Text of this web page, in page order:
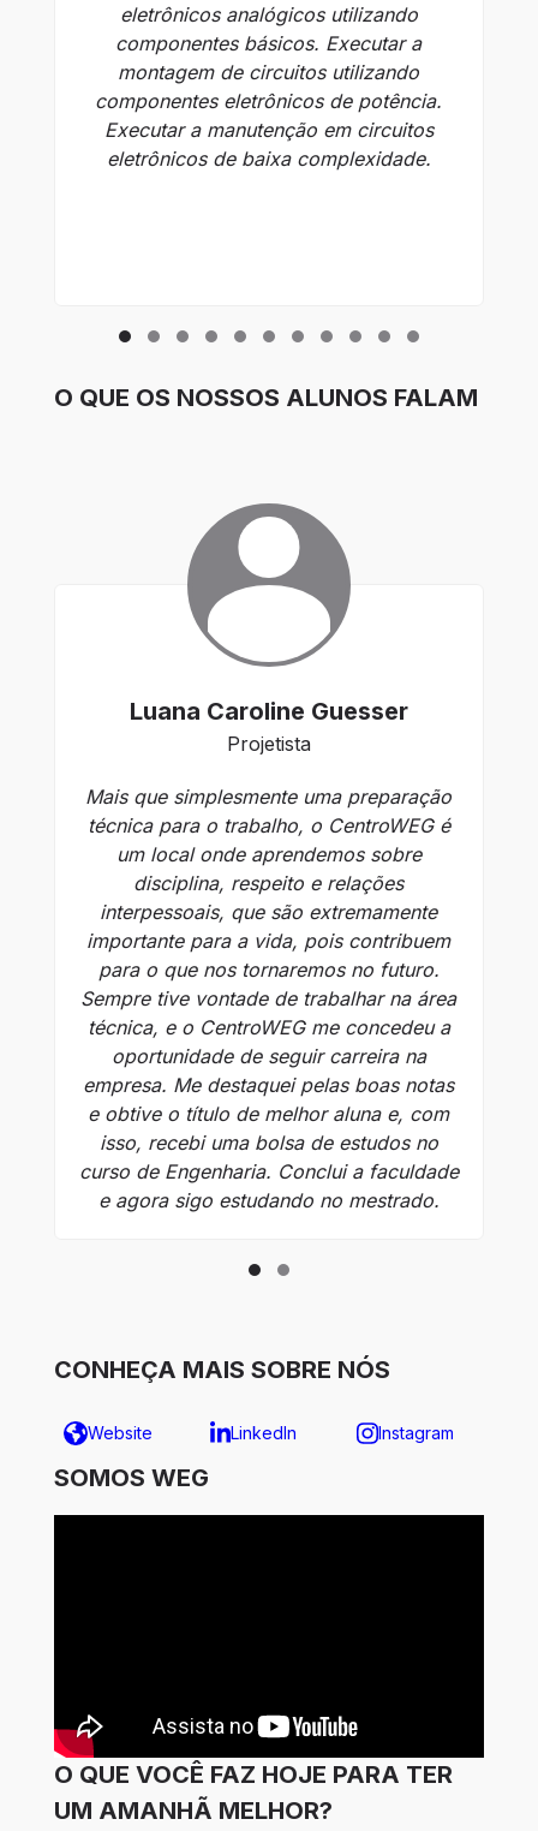
eletrônicos analógicos utilizando
componentes básicos. Executar a
montagem de circuitos utilizando
componentes eletrônicos de potência.
Executar a manutenção em circuitos
eletrônicos de baixa complexidade.
O QUE OS NOSSOS ALUNOS FALAM
Luana Caroline Guesser
Projetista
Mais que simplesmente uma preparação
técnica para o trabalho, o CentroWEG é
um local onde aprendemos sobre
disciplina, respeito e relações
interpessoais, que são extremamente
importante para a vida, pois contribuem
para o que nos tornaremos no futuro.
Sempre tive vontade de trabalhar na área
técnica, e o CentroWEG me concedeu a
oportunidade de seguir carreira na
empresa. Me destaquei pelas boas notas
e obtive o título de melhor aluna e, com
isso, recebi uma bolsa de estudos no
curso de Engenharia. Conclui a faculdade
e agora sigo estudando no mestrado.
CONHEÇA MAIS SOBRE NÓS
Website LinkedIn Instagram
SOMOS WEG
O QUE VOCÊ FAZ HOJE PARA TER
UM AMANHÃ MELHOR?